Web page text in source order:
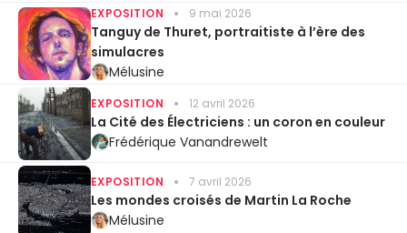
EXPOSITION 9 mai 2026
Tanguy de Thuret, portraitiste à l’ère des
simulacres
Mélusine
EXPOSITION 12 avril 2026
La Cité des Électriciens : un coron en couleur
Frédérique Vanandrewelt
EXPOSITION 7 avril 2026
Les mondes croisés de Martin La Roche
Mélusine